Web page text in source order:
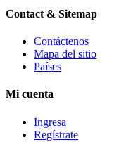
Contact & Sitemap
Contáctenos
Mapa del sitio
Países
Mi cuenta
Ingresa
Regístrate